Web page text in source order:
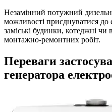
Незамінний потужний
можливості приєднуватися до
заміські будинки, котеджні чи
монтажно-ремонтних робіт.
Переваги
генератора